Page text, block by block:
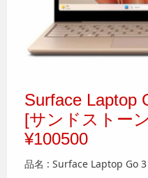
Surface Laptop
[サンドストー
¥100500
品名 : Surface Laptop Go